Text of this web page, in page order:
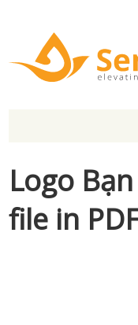
Logo
file in